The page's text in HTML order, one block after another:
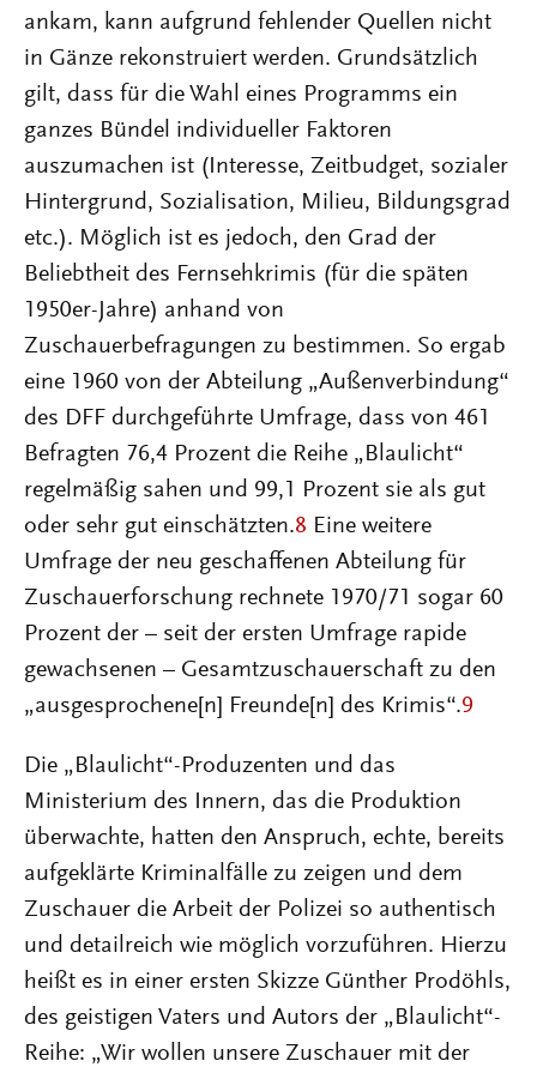
ankam, kann aufgrund fehlender Quellen nicht
in Gänze rekonstruiert werden. Grundsätzlich
gilt, dass für die Wahl eines Programms ein
ganzes Bündel individueller Faktoren
auszumachen ist (Interesse, Zeitbudget, sozialer
Hintergrund, Sozialisation, Milieu, Bildungsgrad
etc.). Möglich ist es jedoch, den Grad der
Beliebtheit des Fernsehkrimis (für die späten
1950er-Jahre) anhand von
Zuschauerbefragungen zu bestimmen. So ergab
eine 1960 von der Abteilung „Außenverbindung“
des DFF durchgeführte Umfrage, dass von 461
Befragten 76,4 Prozent die Reihe „Blaulicht“
regelmäßig sahen und 99,1 Prozent sie als gut
oder sehr gut einschätzten.8 Eine weitere
Umfrage der neu geschaffenen Abteilung für
Zuschauerforschung rechnete 1970/71 sogar 60
Prozent der – seit der ersten Umfrage rapide
gewachsenen – Gesamtzuschauerschaft zu den
„ausgesprochene[n] Freunde[n] des Krimis“.9
Die „Blaulicht“-Produzenten und das
Ministerium des Innern, das die Produktion
überwachte, hatten den Anspruch, echte, bereits
aufgeklärte Kriminalfälle zu zeigen und dem
Zuschauer die Arbeit der Polizei so authentisch
und detailreich wie möglich vorzuführen. Hierzu
heißt es in einer ersten Skizze Günther Prodöhls,
des geistigen Vaters und Autors der „Blaulicht“-
Reihe: „Wir wollen unsere Zuschauer mit der